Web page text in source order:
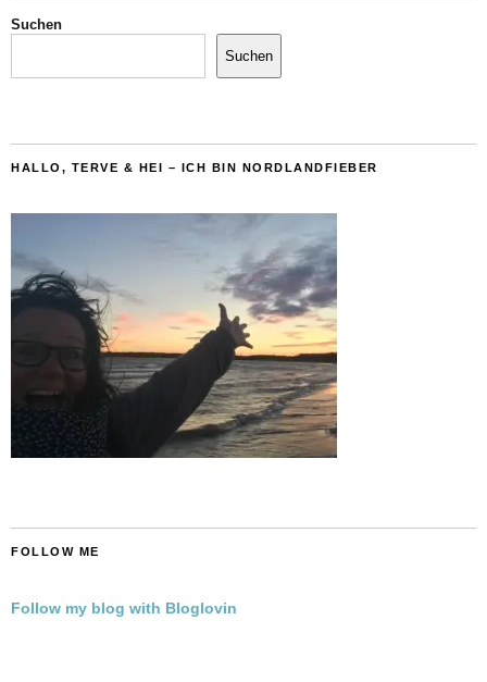
Suchen
Suchen
HALLO, TERVE & HEI – ICH BIN NORDLANDFIEBER
FOLLOW ME
Follow my blog with Bloglovin